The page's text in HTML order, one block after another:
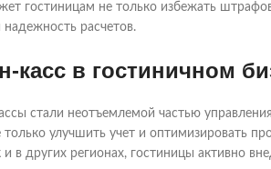
гостиницам не только избежать
надежность расчетов.
касс в гостиничном
стали неотъемлемой частью
только улучшить учет и оптимизировать
и в других регионах, гостиницы активно